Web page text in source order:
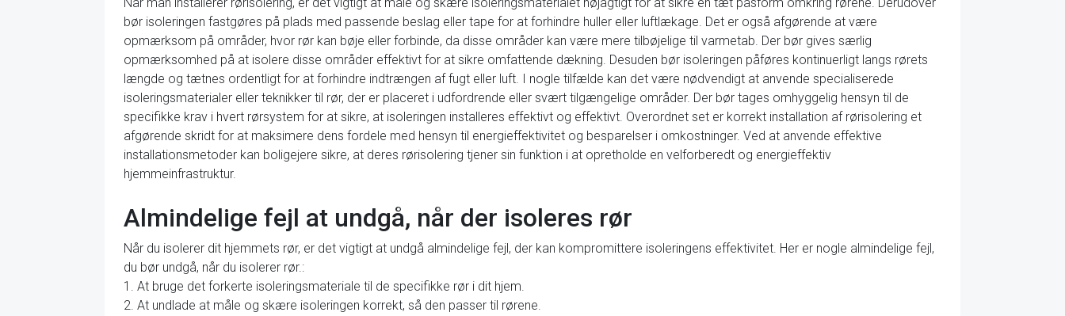
bør isoleringen fastgøres på plads med passende beslag eller tape for at forhindre huller eller luftlækage. Det er også afgørende at være
opmærksom på områder, hvor rør kan bøje eller forbinde, da disse områder kan være mere tilbøjelige til varmetab. Der bør gives særlig
opmærksomhed på at isolere disse områder effektivt for at sikre omfattende dækning. Desuden bør isoleringen påføres kontinuerligt langs rørets
længde og tætnes ordentligt for at forhindre indtrængen af fugt eller luft. I nogle tilfælde kan det være nødvendigt at anvende specialiserede
isoleringsmaterialer eller teknikker til rør, der er placeret i udfordrende eller svært tilgængelige områder. Der bør tages omhyggelig hensyn til de
specifikke krav i hvert rørsystem for at sikre, at isoleringen installeres effektivt og effektivt. Overordnet set er korrekt installation af rørisolering et
afgørende skridt for at maksimere dens fordele med hensyn til energieffektivitet og besparelser i omkostninger. Ved at anvende effektive
installationsmetoder kan boligejere sikre, at deres rørisolering tjener sin funktion i at opretholde en velforberedt og energieffektiv
hjemmeinfrastruktur.
Almindelige fejl at undgå, når der isoleres rør
Når du isolerer dit hjemmets rør, er det vigtigt at undgå almindelige fejl, der kan kompromittere isoleringens effektivitet. Her er nogle almindelige fejl,
du bør undgå, når du isolerer rør.:
1. At bruge det forkerte isoleringsmateriale til de specifikke rør i dit hjem.
2. At undlade at måle og skære isoleringen korrekt, så den passer til rørene.